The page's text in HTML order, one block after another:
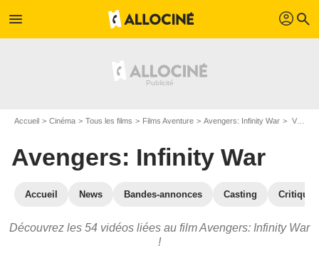
menu profil search
Accueil Cinéma Tous les films Films Aventure Avengers: Infinity War Vidéos du film Avengers: Infinity War
Avengers: Infinity War
Accueil News Bandes-annonces Casting
Découvrez les 54 vidéos liées au film Avengers: Infinity War
!